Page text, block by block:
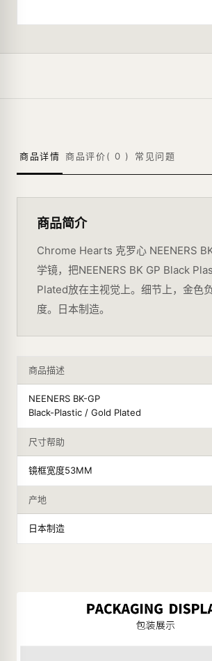
商品详情 商品评价( 0 ) 常见问题
商品简介
Chrome Hearts 克罗心 NEENERS
学镜，把NEENERS BK GP Black
Plated放在主视觉上。细节上，金色
度。日本制造。
商品描述
NEENERS BK-GP
Black-Plastic / Gold Plated
尺寸帮助
镜框宽度53MM
产地
日本制造